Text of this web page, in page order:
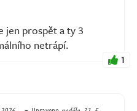
jen prospět a ty 3
netrápí.
1